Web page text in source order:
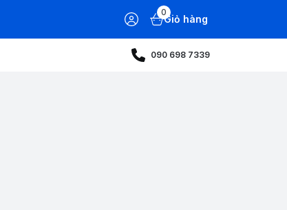
0
Giỏ hàng
090 698 7339